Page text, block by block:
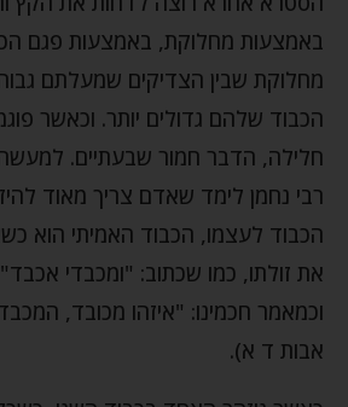
באמצעות מחלוקת, באמצעות פגם
מחלוקת שבין הצדיקים שמעלתם
הכבוד שלהם גדולים יותר. וכאשר
חלילה, הדבר חמור שבעתיים. למעשה
רבי נחמן לימד שאדם צריך מאוד
הכבוד לעצמו, הכבוד האמיתי הוא
את זולתו, כמו שכתוב: "ומכבדי
וכמאמר חכמינו: "איזהו מכובד,
אבות ד א).